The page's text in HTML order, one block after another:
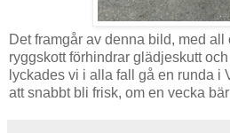
Det framgår av denna bild, med
ryggskott förhindrar glädjeskutt
lyckades vi i alla fall gå en runda i
att snabbt bli frisk, om en vecka